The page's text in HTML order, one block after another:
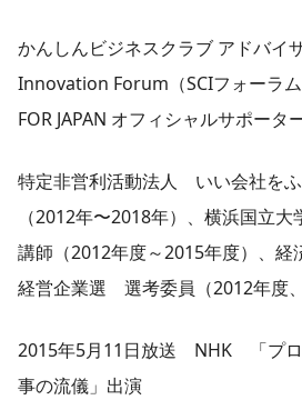
かんしんビジネスクラブ アドバイ
Innovation Forum（SCIフォーラム
FOR JAPAN オフィシャルサポータ
特定非営利活動法人 いい会社を
（2012年〜2018年）、横浜国
講師（2012年度～2015年度）、
経営企業選 選考委員（2012年度、
2015年5月11日放送 NHK 「プロ
事の流儀」出演